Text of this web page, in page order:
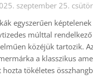
szeptember 25.
egyszerűen
múlttal
közéjük tartozik.
a klasszikus
hozta tökéletes